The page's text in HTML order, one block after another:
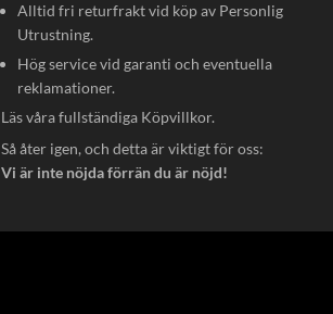
Alltid fri returfrakt vid köp av Personlig
Utrustning.
Hög service vid garanti och eventuella
reklamationer.
Läs våra fullständiga Köpvillkor.
Så åter igen, och detta är viktigt för oss:
Vi är inte nöjda förrän du är nöjd!